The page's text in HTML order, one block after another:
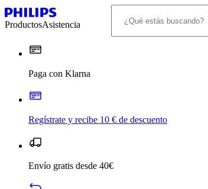
ProductosAsistencia
Paga con Klarna
Regístrate y recibe 10 € de descuento
Envío gratis desde 40€